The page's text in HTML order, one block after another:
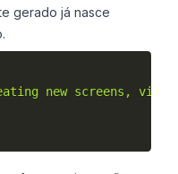
gerado já nasce
new screens,